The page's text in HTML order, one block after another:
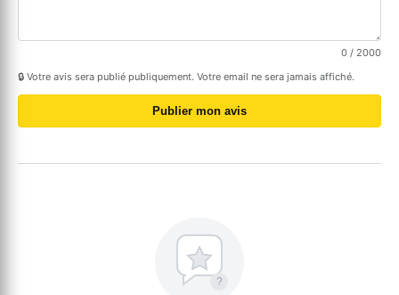
0 / 2000
🔒 Votre avis sera publié publiquement. Votre email ne sera jamais affiché.
Publier mon avis
?